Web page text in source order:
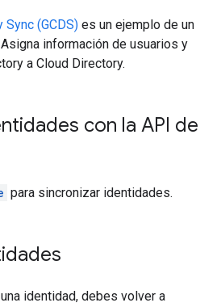
(GCDS) es un ejemplo de un
información de usuarios y
a Cloud Directory.
con la API de
para sincronizar identidades.
identidad, debes volver a